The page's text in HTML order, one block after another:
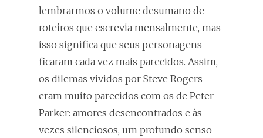
lembrarmos o volume desumano de
roteiros que escrevia mensalmente, mas
isso significa que seus personagens
ficaram cada vez mais parecidos. Assim,
os dilemas vividos por Steve Rogers
eram muito parecidos com os de Peter
Parker: amores desencontrados e às
vezes silenciosos, um profundo senso